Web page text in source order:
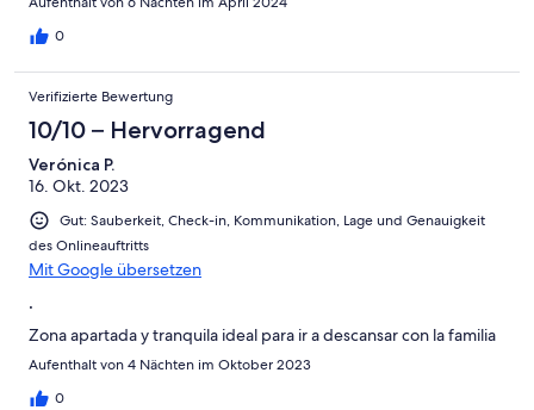
0
Verifizierte Bewertung
10/10 – Hervorragend
Verónica P.
16. Okt. 2023
Gut: Sauberkeit, Check-in, Kommunikation, Lage und Genauigkeit
des Onlineauftritts
Mit Google übersetzen
.
Zona apartada y tranquila ideal para ir a descansar con la familia
Aufenthalt von 4 Nächten im Oktober 2023
0